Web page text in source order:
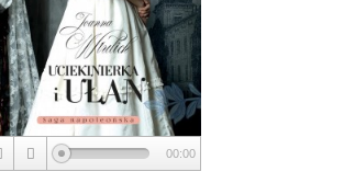
00:00